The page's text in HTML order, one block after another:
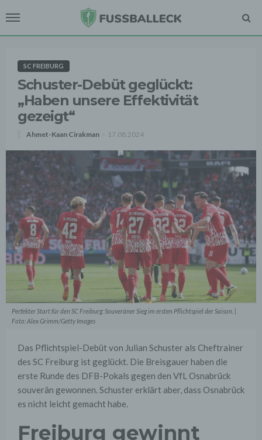
SC FREIBURG
Schuster-Debüt geglückt:
„Haben unsere Effektivität
gezeigt“
Ahmet-Kaan Cirakman 17.08.2024
Perfekter Start für den SC Freiburg: Souveräner Sieg im ersten Pflichtspiel der Saison. |
Foto: Alex Grimm/Getty Images
Das Pflichtspiel-Debüt von Julian Schuster als Cheftrainer
des SC Freiburg ist geglückt. Die Breisgauer haben die
erste Runde des DFB-Pokals gegen den VfL Osnabrück
souverän gewonnen. Schuster erklärt aber, dass Osnabrück
es nicht leicht gemacht habe.
Freiburg gewinnt